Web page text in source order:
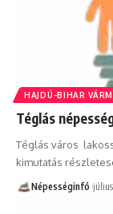
HAJDÚ-BIHAR
Téglás
Téglás város
kimutatás
Népességinfó